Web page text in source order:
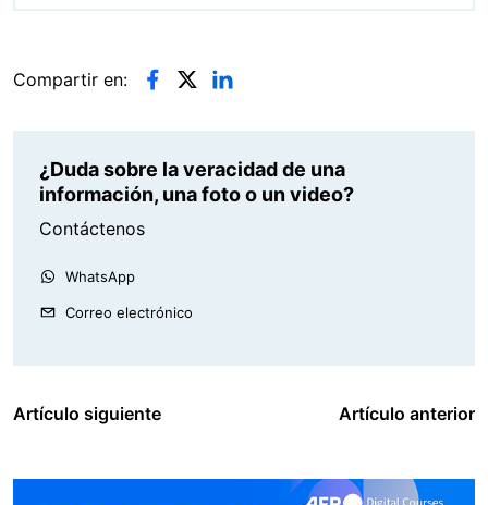
Compartir en:
¿Duda sobre la veracidad de una
información, una foto o un video?
Contáctenos
WhatsApp
Correo electrónico
Artículo siguiente Artículo anterior